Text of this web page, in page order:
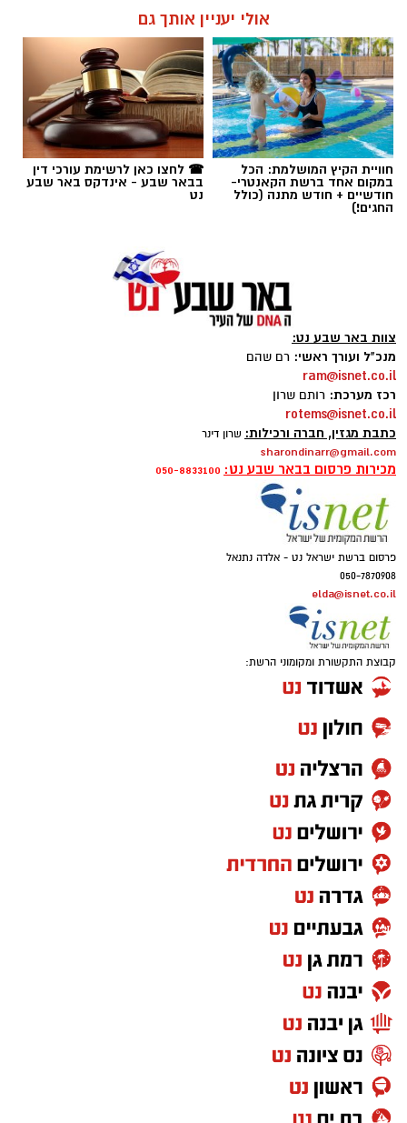
תגים:בן-גוריון
איתן סטיבה, צילום באדיבות רקיע
אוניברסיטת בן-גוריון בנגב הודיעה כי תעניק תואר
דוקטור לשם כבוד ליזם, הפילנתרופ והאסטרונאוט
הישראלי, איתן סטיבה. התואר יוענק לו כהוקרה על
תרומתו הייחודית לקידום המחקר המדעי,
החדשנות, וכן על פעילותו החברתית
והפילנתרופית. הטקס החגיגי צפוי להיערך במהלך
בחודש אוקטובר 2026.
בנימוקים לבחירתו צוינה במיוחד עבודתו החלוצית
של סטיבה במסגרת "משימת רקיע", אליה שוגר
בתחנת החלל הבינלאומית, ביצע סטיבה עשרות
ניסויים מדעיים שפותחו בישראל – ביניהם גם כאלו
מבית היוצר של חוקרי אוניברסיטת בן-גוריון עצמה.
במוסד האקדמי ציינו כי משימתו של סטיבה הפכה
את חקר החלל לכר פורה של שיתופי פעולה
ויצירתיות: "משימתו סימלה שילוב ייחודי של
טכנולוגיה, חינוך, אומנות וגאווה לאומית, וחיזקה את
מעמדה של ישראל בקהילה המדעית העולמית".
אולי יעניין אותך גם
חוויית הקיץ המושלמת: הכל
במקום אחד ברשת הקאנטרי-
חודשיים + חודש מתנה (כולל
החגים!)
☎ לחצו כאן לרשימת עורכי דין
בבאר שבע - אינדקס באר שבע
נט
צוות באר שבע נט:
מנכ"ל ועורך ראשי: רם שהם
ram@isnet.co.il
רכז מערכת: רותם שרון
rotems@isnet.co.il
כתבת מגזין, חברה ורכילות: שרון דינר
sharondinarr@gmail.com
מכירות פרסום בבאר שבע נט: 050-8833100
פרסום ברשת ישראל נט - אלדה נתנאל
050-7870908
elda@isnet.co.il
קבוצת התקשורת ומקומוני הרשת: